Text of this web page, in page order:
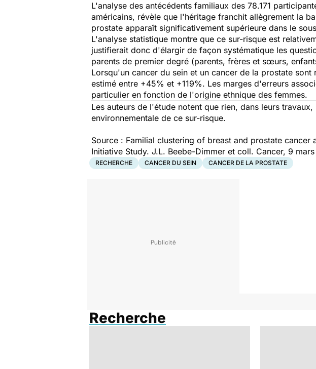
L'analyse des antécédents familiaux des 78.171
américains, révèle que l'héritage franchit allègrement la
prostate apparaît significativement supérieure dans le
L'analyse statistique montre que ce sur-risque est
justifierait donc d'élargir de façon systématique les
parents de premier degré (parents, frères et sœurs,
Lorsqu'un cancer du sein et un cancer de la prostate
estimé entre +45% et +119%. Les marges d'erreurs
particulier en fonction de l'origine ethnique des femmes.
Les auteurs de l'étude notent que rien, dans leurs
environnementale de ce sur-risque.
Source : Familial clustering of breast and prostate
Initiative Study. J.L. Beebe-Dimmer et coll. Cancer, 9
RECHERCHE CANCER DU SEIN CANCER DE LA PROSTATE
Recherche